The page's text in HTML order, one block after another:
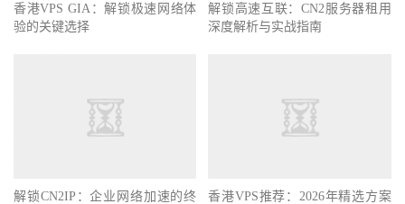
香港VPS GIA：解锁极速网络体
验的关键选择
解锁高速互联：CN2服务器租用
深度解析与实战指南
解锁CN2IP：企业网络加速的终
香港VPS推荐：2026年精选方案